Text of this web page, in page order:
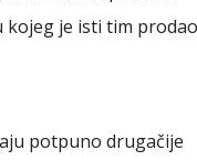
kojeg je isti tim prodao
potpuno drugačije